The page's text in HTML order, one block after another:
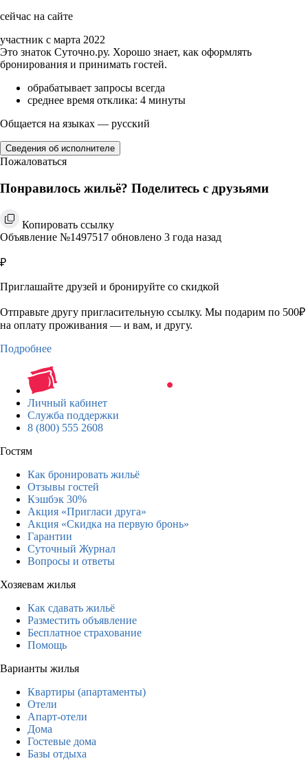
сейчас на сайте
участник с марта 2022
Это знаток Суточно.ру. Хорошо знает, как оформлять
бронирования и принимать гостей.
обрабатывает запросы всегда
среднее время отклика: 4 минуты
Общается на языках — русский
Сведения об исполнителе
Пожаловаться
Понравилось жильё? Поделитесь с друзьями
Копировать ссылку
Объявление №1497517 обновлено 3 года назад
₽
Приглашайте друзей и бронируйте со скидкой
Отправьте другу пригласительную ссылку. Мы подарим по 500₽
на оплату проживания — и вам, и другу.
Подробнее
Личный кабинет
Служба поддержки
8 (800) 555 2608
Гостям
Как бронировать жильё
Отзывы гостей
Кэшбэк 30%
Акция «Пригласи друга»
Акция «Скидка на первую бронь»
Гарантии
Суточный Журнал
Вопросы и ответы
Хозяевам жилья
Как сдавать жильё
Разместить объявление
Бесплатное страхование
Помощь
Варианты жилья
Квартиры (апартаменты)
Отели
Апарт-отели
Дома
Гостевые дома
Базы отдыха